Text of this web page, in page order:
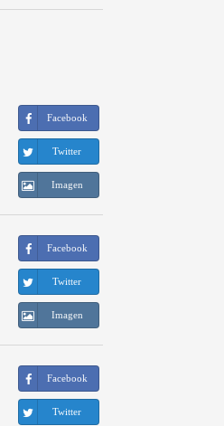
Facebook
Twitter
Imagen
Facebook
Twitter
Imagen
Facebook
Twitter